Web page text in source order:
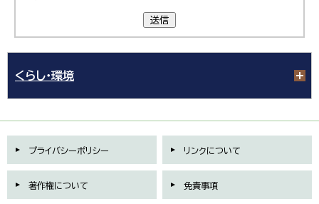
送信
くらし・環境
プライバシーポリシー リンクについて
著作権について 免責事項